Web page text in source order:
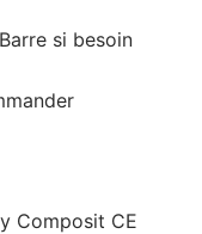
si besoin
Composit CE